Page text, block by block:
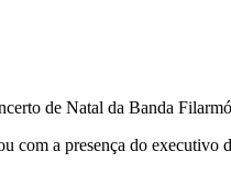
de Natal da Banda
a presença do executivo